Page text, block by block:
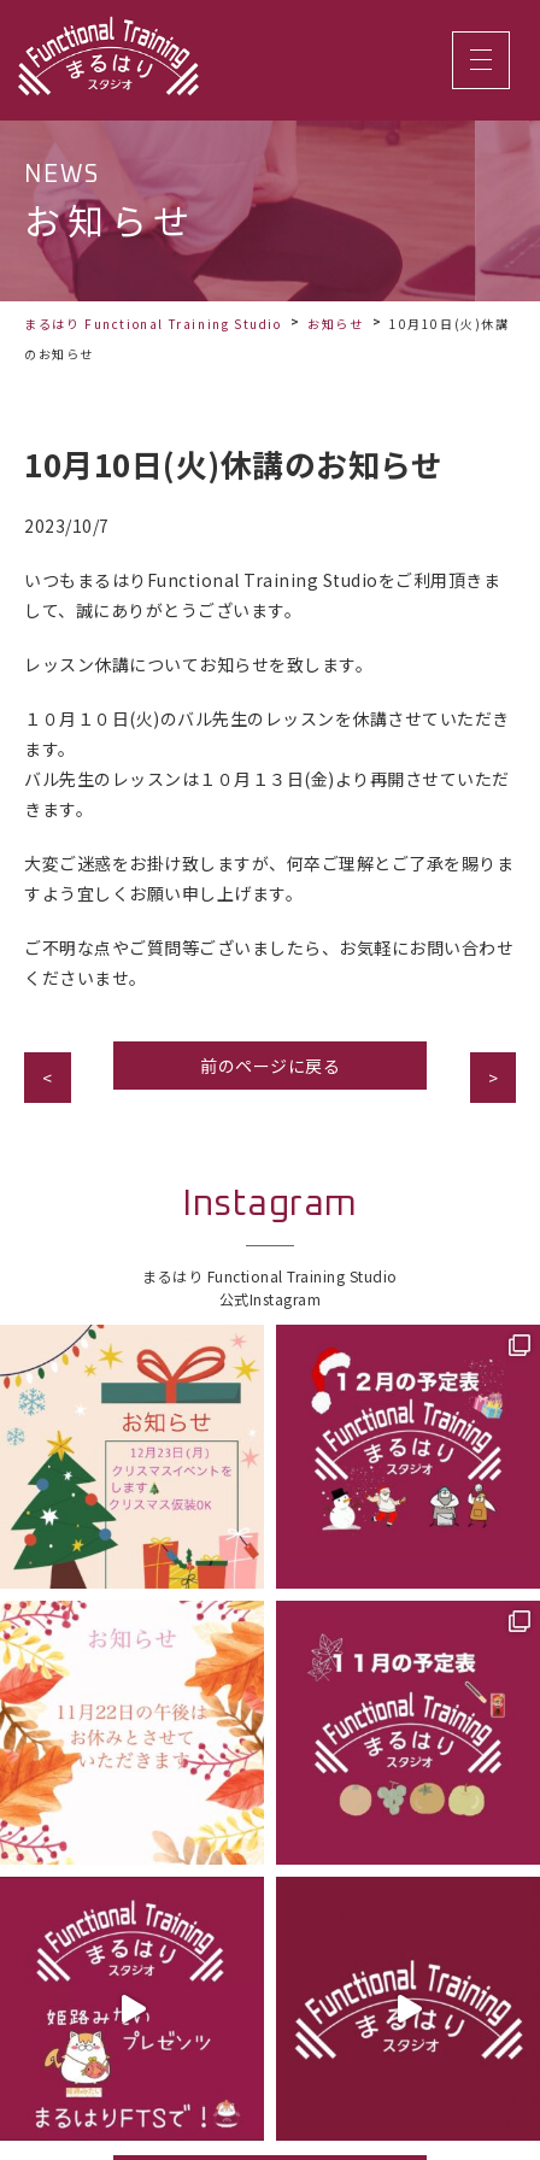
NEWS
お知らせ
まるはり Functional Training Studio お知らせ
10月10日(火)休講
のお知らせ
10月10日(火)休講のお知らせ
2023/10/7
いつもまるはりFunctional Training Studioをご利用頂きま
して、誠にありがとうございます。
レッスン休講についてお知らせを致します。
１０月１０日(火)のバル先生のレッスンを休講させていただき
ます。
バル先生のレッスンは１０月１３日(金)より再開させていただ
きます。
大変ご迷惑をお掛け致しますが、何卒ご理解とご了承を賜りま
すよう宜しくお願い申し上げます。
ご不明な点やご質問等ございましたら、お気軽にお問い合わせ
くださいませ。
< 前のページに戻る >
Instagram
まるはり Functional Training Studio
公式Instagram